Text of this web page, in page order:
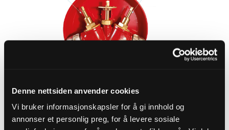
Denne nettsiden anvender cookies
Vi bruker informasjonskapsler for å gi innhold og
annonser et personlig preg, for å levere sosiale